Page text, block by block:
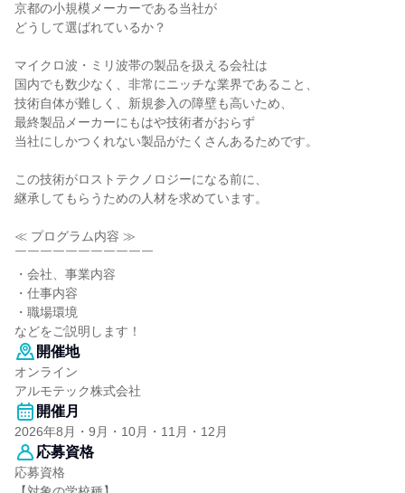
京都の小規模メーカーである当社が
どうして選ばれているか？
マイクロ波・ミリ波帯の製品を扱える会社は
国内でも数少なく、非常にニッチな業界であること、
技術自体が難しく、新規参入の障壁も高いため、
最終製品メーカーにもはや技術者がおらず
当社にしかつくれない製品がたくさんあるためです。
この技術がロストテクノロジーになる前に、
継承してもらうための人材を求めています。
≪ プログラム内容 ≫
￣￣￣￣￣￣￣￣￣￣￣
・会社、事業内容
・仕事内容
・職場環境
などをご説明します！
開催地
オンライン
アルモテック株式会社
開催月
2026年8月・9月・10月・11月・12月
応募資格
応募資格